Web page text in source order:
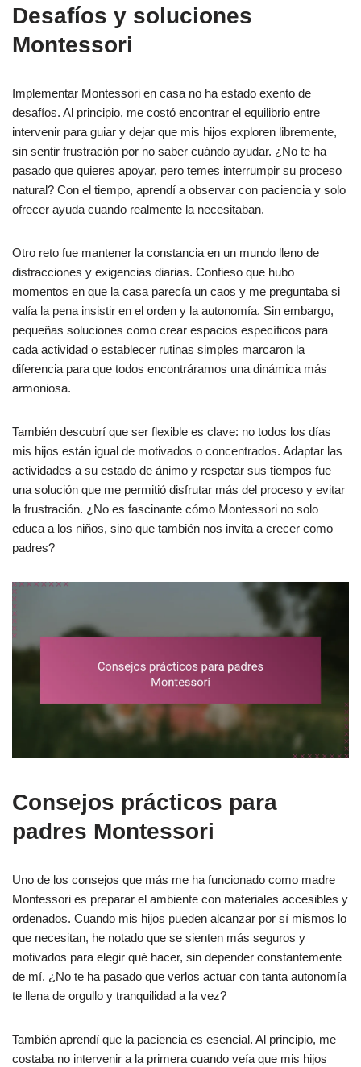
Desafíos y soluciones
Montessori
Implementar Montessori en casa no ha estado exento de
desafíos. Al principio, me costó encontrar el equilibrio entre
intervenir para guiar y dejar que mis hijos exploren libremente,
sin sentir frustración por no saber cuándo ayudar. ¿No te ha
pasado que quieres apoyar, pero temes interrumpir su proceso
natural? Con el tiempo, aprendí a observar con paciencia y solo
ofrecer ayuda cuando realmente la necesitaban.
Otro reto fue mantener la constancia en un mundo lleno de
distracciones y exigencias diarias. Confieso que hubo
momentos en que la casa parecía un caos y me preguntaba si
valía la pena insistir en el orden y la autonomía. Sin embargo,
pequeñas soluciones como crear espacios específicos para
cada actividad o establecer rutinas simples marcaron la
diferencia para que todos encontráramos una dinámica más
armoniosa.
También descubrí que ser flexible es clave: no todos los días
mis hijos están igual de motivados o concentrados. Adaptar las
actividades a su estado de ánimo y respetar sus tiempos fue
una solución que me permitió disfrutar más del proceso y evitar
la frustración. ¿No es fascinante cómo Montessori no solo
educa a los niños, sino que también nos invita a crecer como
padres?
Consejos prácticos para
padres Montessori
Uno de los consejos que más me ha funcionado como madre
Montessori es preparar el ambiente con materiales accesibles y
ordenados. Cuando mis hijos pueden alcanzar por sí mismos lo
que necesitan, he notado que se sienten más seguros y
motivados para elegir qué hacer, sin depender constantemente
de mí. ¿No te ha pasado que verlos actuar con tanta autonomía
te llena de orgullo y tranquilidad a la vez?
También aprendí que la paciencia es esencial. Al principio, me
costaba no intervenir a la primera cuando veía que mis hijos